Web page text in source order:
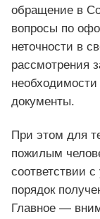
обращение в
вопросы по
неточности в
рассмотрения
документы.
При этом для
пожилым
соответствии
порядок
Главное —